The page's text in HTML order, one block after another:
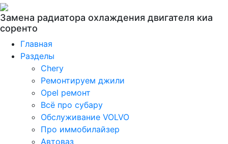
Замена радиатора охлаждения двигателя киа
соренто
Главная
Разделы
Chery
Ремонтируем джили
Opel ремонт
Всё про субару
Обслуживание VOLVO
Про иммобилайзер
Автоваз